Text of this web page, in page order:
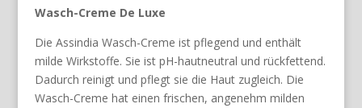
Wasch-Creme De Luxe
Die Assindia Wasch-Creme ist pflegend und enthält
milde Wirkstoffe. Sie ist pH-hautneutral und rückfettend.
Dadurch reinigt und pflegt sie die Haut zugleich. Die
Wasch-Creme hat einen frischen, angenehm milden